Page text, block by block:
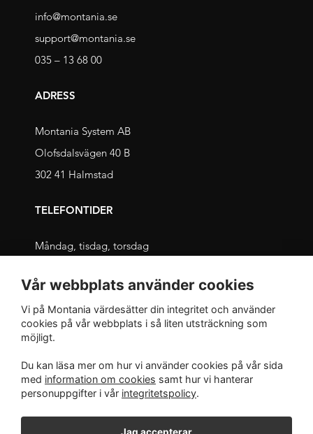
info@montania.se
support@montania.se
035 – 13 68 00
ADRESS
Montania System AB
Olofsdalsvägen 40 B
302 41 Halmstad
TELEFONTIDER
Måndag, tisdag, torsdag
Onsdag, fredag
09.00 – 12.00 och 13.00 – 16.00
INTEGRITET
Integritetspolicy
Vår webbplats använder cookies
Vi på Montania värdesätter din integritet och använder
cookies på vår webbplats i så liten utsträckning som
möjligt.
Du kan läsa mer om hur vi använder cookies på vår sida
med information om cookies samt hur vi hanterar
personuppgifter i vår integritetspolicy.
Jag accepterar